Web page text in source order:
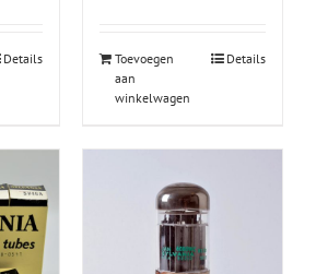
Details
Toevoegen
aan
winkelwagen
Details